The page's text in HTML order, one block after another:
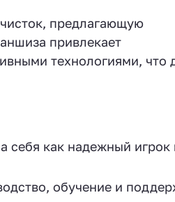
предлагающую
привлекает
технологиями, что
себя как надежный игрок
обучение и